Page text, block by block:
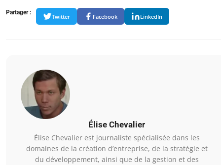
Partager :
Twitter Facebook LinkedIn
Élise Chevalier
Élise Chevalier est journaliste spécialisée dans les
domaines de la création d’entreprise, de la stratégie et
du développement, ainsi que de la gestion et des